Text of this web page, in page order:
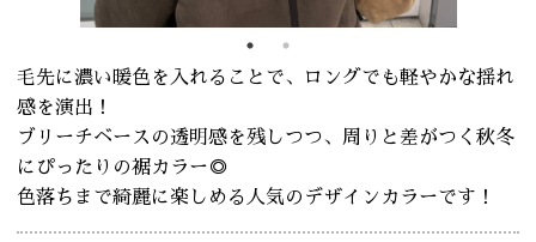
毛先に濃い暖色を入れることで、ロングでも軽やかな揺れ
感を演出！
ブリーチベースの透明感を残しつつ、周りと差がつく秋冬
にぴったりの裾カラー◎
色落ちまで綺麗に楽しめる人気のデザインカラーです！